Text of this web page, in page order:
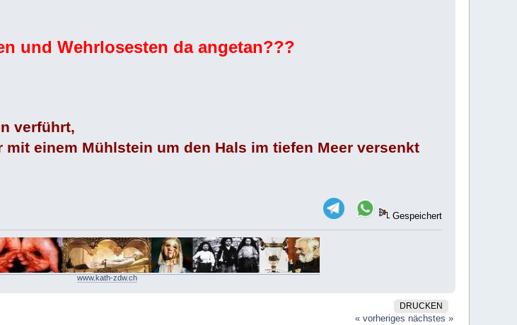
und Wehrlosesten da angetan???
verführt,
mit einem Mühlstein um den Hals im tiefen Meer versenkt
Gespeichert
www.kath-zdw.ch
DRUCKEN
« vorheriges nächstes »